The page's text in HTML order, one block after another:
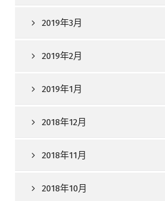
2019年3月
2019年2月
2019年1月
2018年12月
2018年11月
2018年10月